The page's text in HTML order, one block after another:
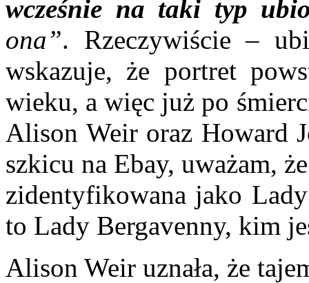
wcześnie na taki typ
ona”. Rzeczywiście –
wskazuje, że portret
wieku, a więc już po
Alison Weir oraz Howard
szkicu na Ebay, uważam,
zidentyfikowana jako
to Lady Bergavenny, kim
Alison Weir uznała, że